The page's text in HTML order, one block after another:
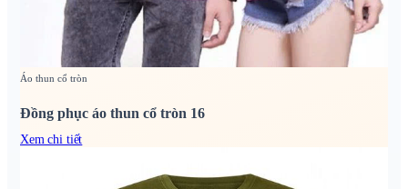
Áo thun cổ tròn
Đồng phục áo thun cổ tròn 16
Xem chi tiết